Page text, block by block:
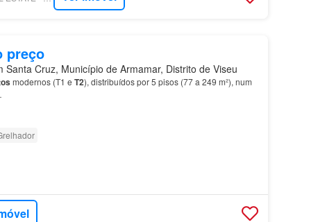
preço
Santa Cruz, Município de Armamar, Distrito de Viseu
modernos (T1 e T2), distribuídos por 5 pisos (77 a 249 m²), num